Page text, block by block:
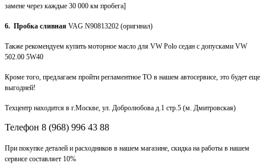
замене через каждые 30 000 км пробега]
6. Пробка сливная VAG N90813202 (оригинал)
Также рекомендуем купить моторное масло для VW Polo седан с допусками VW
502.00 5W40
Кроме того, предлагаем пройти регламентное ТО в нашем автосервисе, это будет еще
выгодней!
Техцентр находится в г.Москве, ул. Добролюбова д.1 стр.5 (м. Дмитровская)
Телефон 8 (968) 996 43 88
При покупке деталей и расходников в нашем магазине, скидка на работы в нашем
сервисе составляет 10%